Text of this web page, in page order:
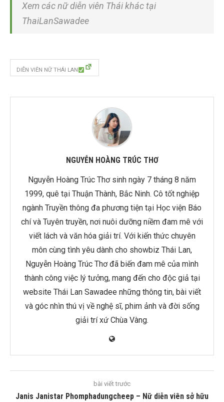
Xem các nữ diễn viên Thái khác tại
ThaiLanSawadee
DIỄN VIÊN NỮ THÁI LAN
NGUYỄN HOÀNG TRÚC THƠ
Nguyễn Hoàng Trúc Thơ sinh ngày 7 tháng 8 năm
1999, quê tại Thuận Thành, Bắc Ninh. Cô tốt nghiệp
ngành Truyền thông đa phương tiện tại Học viện Báo
chí và Tuyên truyền, nơi nuôi dưỡng niềm đam mê với
viết lách và văn hóa giải trí. Với kiến thức chuyên
môn cùng tình yêu dành cho showbiz Thái Lan,
Nguyễn Hoàng Trúc Thơ đã biến đam mê của mình
thành công việc lý tưởng, mang đến cho độc giả tại
website Thái Lan Sawadee những thông tin, bài viết
và góc nhìn thú vị về nghệ sĩ, phim ảnh và đời sống
giải trí xứ Chùa Vàng.
bài viết trước
Janis Janistar Phomphadungcheep – Nữ diễn viên sở hữu